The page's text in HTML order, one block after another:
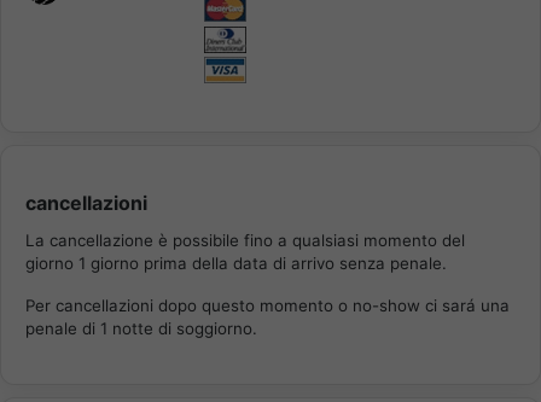
cancellazioni
La cancellazione è possibile fino a qualsiasi momento del
giorno 1 giorno prima della data di arrivo senza penale.
Per cancellazioni dopo questo momento o no-show ci sará una
penale di 1 notte di soggiorno.